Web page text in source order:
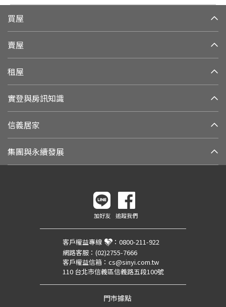
買屋
賣屋
租屋
實登與房訊知識
信義居家
集團與永續發展
加好友 追蹤我們
客戶權益專線 ： 0800-211-922
網路客服： (02)2755-7666
客戶權益信箱： cs@sinyi.com.tw
110 台北市信義區信義路五段100號
門市據點